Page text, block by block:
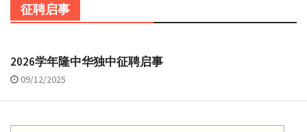
征聘启事
2026学年隆中华独中征聘启事
09/12/2025